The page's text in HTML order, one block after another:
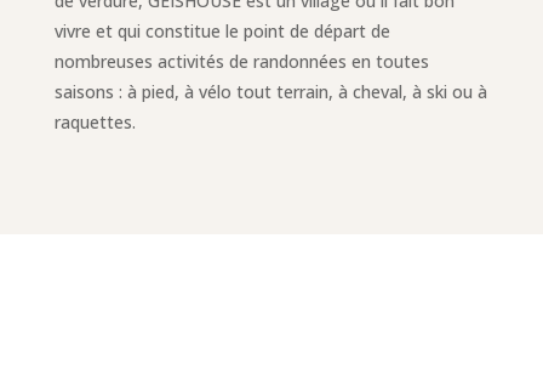
vivre et qui constitue le point de départ de
nombreuses activités de randonnées en toutes
saisons : à pied, à vélo tout terrain, à cheval, à ski ou à
raquettes.